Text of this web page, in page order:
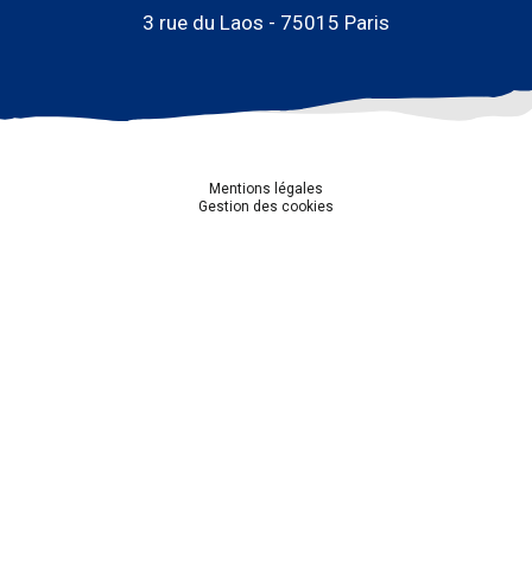
3 rue du Laos - 75015 Paris
Mentions légales
Gestion des cookies